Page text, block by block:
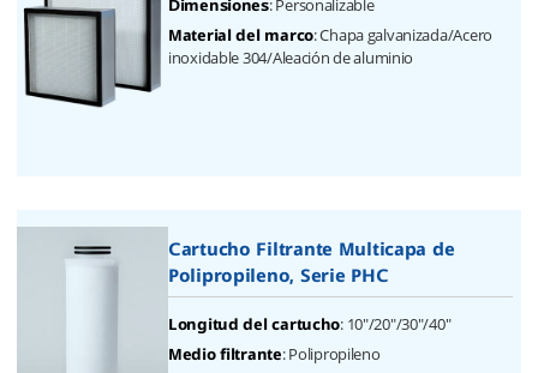
Dimensiones: Personalizable
Material del marco: Chapa galvanizada/Acero
inoxidable 304/Aleación de aluminio
Cartucho Filtrante Multicapa de
Polipropileno, Serie PHC
Longitud del cartucho: 10"/20"/30"/40"
Medio filtrante: Polipropileno